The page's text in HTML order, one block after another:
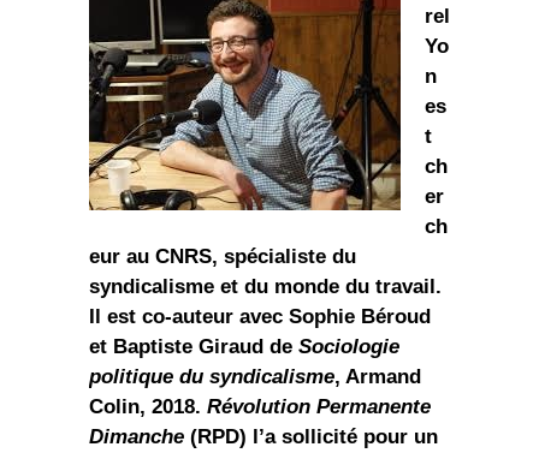
rel
Yo
n
es
t
ch
er
ch
eur au CNRS, spécialiste du
syndicalisme et du monde du travail.
Il est co-auteur avec Sophie Béroud
et Baptiste Giraud de Sociologie
politique du syndicalisme, Armand
Colin, 2018. Révolution Permanente
Dimanche (RPD) l’a sollicité pour un